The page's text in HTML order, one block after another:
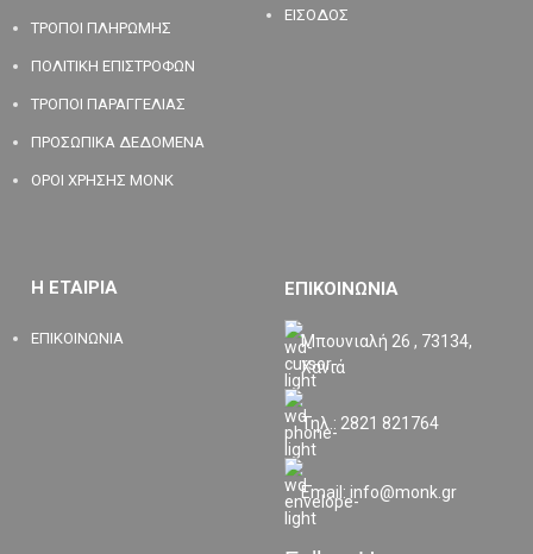
ΤΡΟΠΟΙ ΠΛΗΡΩΜΗΣ
ΠΟΛΙΤΙΚΗ ΕΠΙΣΤΡΟΦΩΝ
ΤΡΟΠΟΙ ΠΑΡΑΓΓΕΛΙΑΣ
ΠΡΟΣΩΠΙΚΑ ΔΕΔΟΜΕΝΑ
ΟΡΟΙ ΧΡΗΣΗΣ MONK
ΕΙΣΟΔΟΣ
Η ΕΤΑΙΡΙΑ
ΕΠΙΚΟΙΝΩΝΙΑ
ΕΠΙΚΟΙΝΩΝΙΑ
Μπουνιαλή 26 , 73134,
Χανιά
Τηλ.: 2821 821764
Email: info@monk.gr